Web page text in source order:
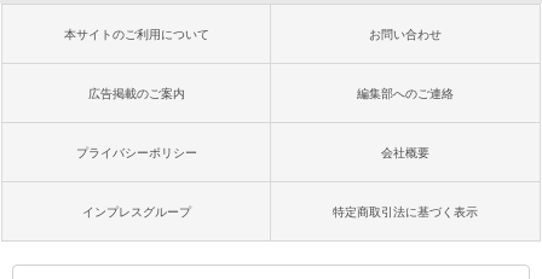
本サイトのご利用について お問い合わせ
広告掲載のご案内 編集部へのご連絡
プライバシーポリシー 会社概要
インプレスグループ 特定商取引法に基づく表示